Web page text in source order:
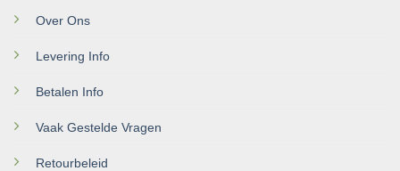
Over Ons
Levering Info
Betalen Info
Vaak Gestelde Vragen
Retourbeleid